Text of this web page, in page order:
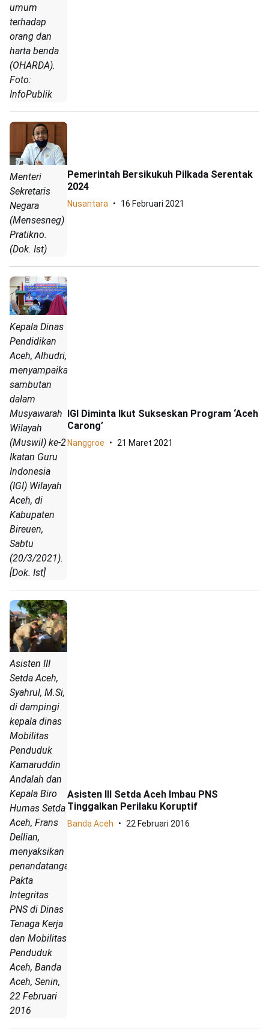
umum
terhadap
orang dan
harta benda
(OHARDA).
Foto:
InfoPublik
Menteri
Sekretaris
Negara
(Mensesneg)
Pratikno.
(Dok. Ist)
Pemerintah Bersikukuh Pilkada Serentak
2024
Nusantara 16 Februari 2021
Kepala Dinas
Pendidikan
Aceh, Alhudri,
menyampaikan
sambutan
dalam
Musyawarah
Wilayah
(Muswil) ke-2
Ikatan Guru
Indonesia
(IGI) Wilayah
Aceh, di
Kabupaten
Bireuen,
Sabtu
(20/3/2021).
[Dok. Ist]
IGI Diminta Ikut Sukseskan Program ‘Aceh
Carong’
Nanggroe 21 Maret 2021
Asisten III
Setda Aceh,
Syahrul, M.Si,
di dampingi
kepala dinas
Mobilitas
Penduduk
Kamaruddin
Andalah dan
Kepala Biro
Humas Setda
Aceh, Frans
Dellian,
menyaksikan
penandatanganan
Pakta
Integritas
PNS di Dinas
Tenaga Kerja
dan Mobilitas
Penduduk
Aceh, Banda
Aceh, Senin,
22 Februari
2016
Asisten III Setda Aceh Imbau PNS
Tinggalkan Perilaku Koruptif
Banda Aceh 22 Februari 2016